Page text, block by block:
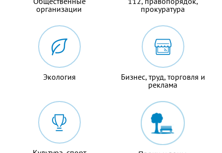
организации
прокуратура
Экология
Бизнес, труд, торговля и
реклама